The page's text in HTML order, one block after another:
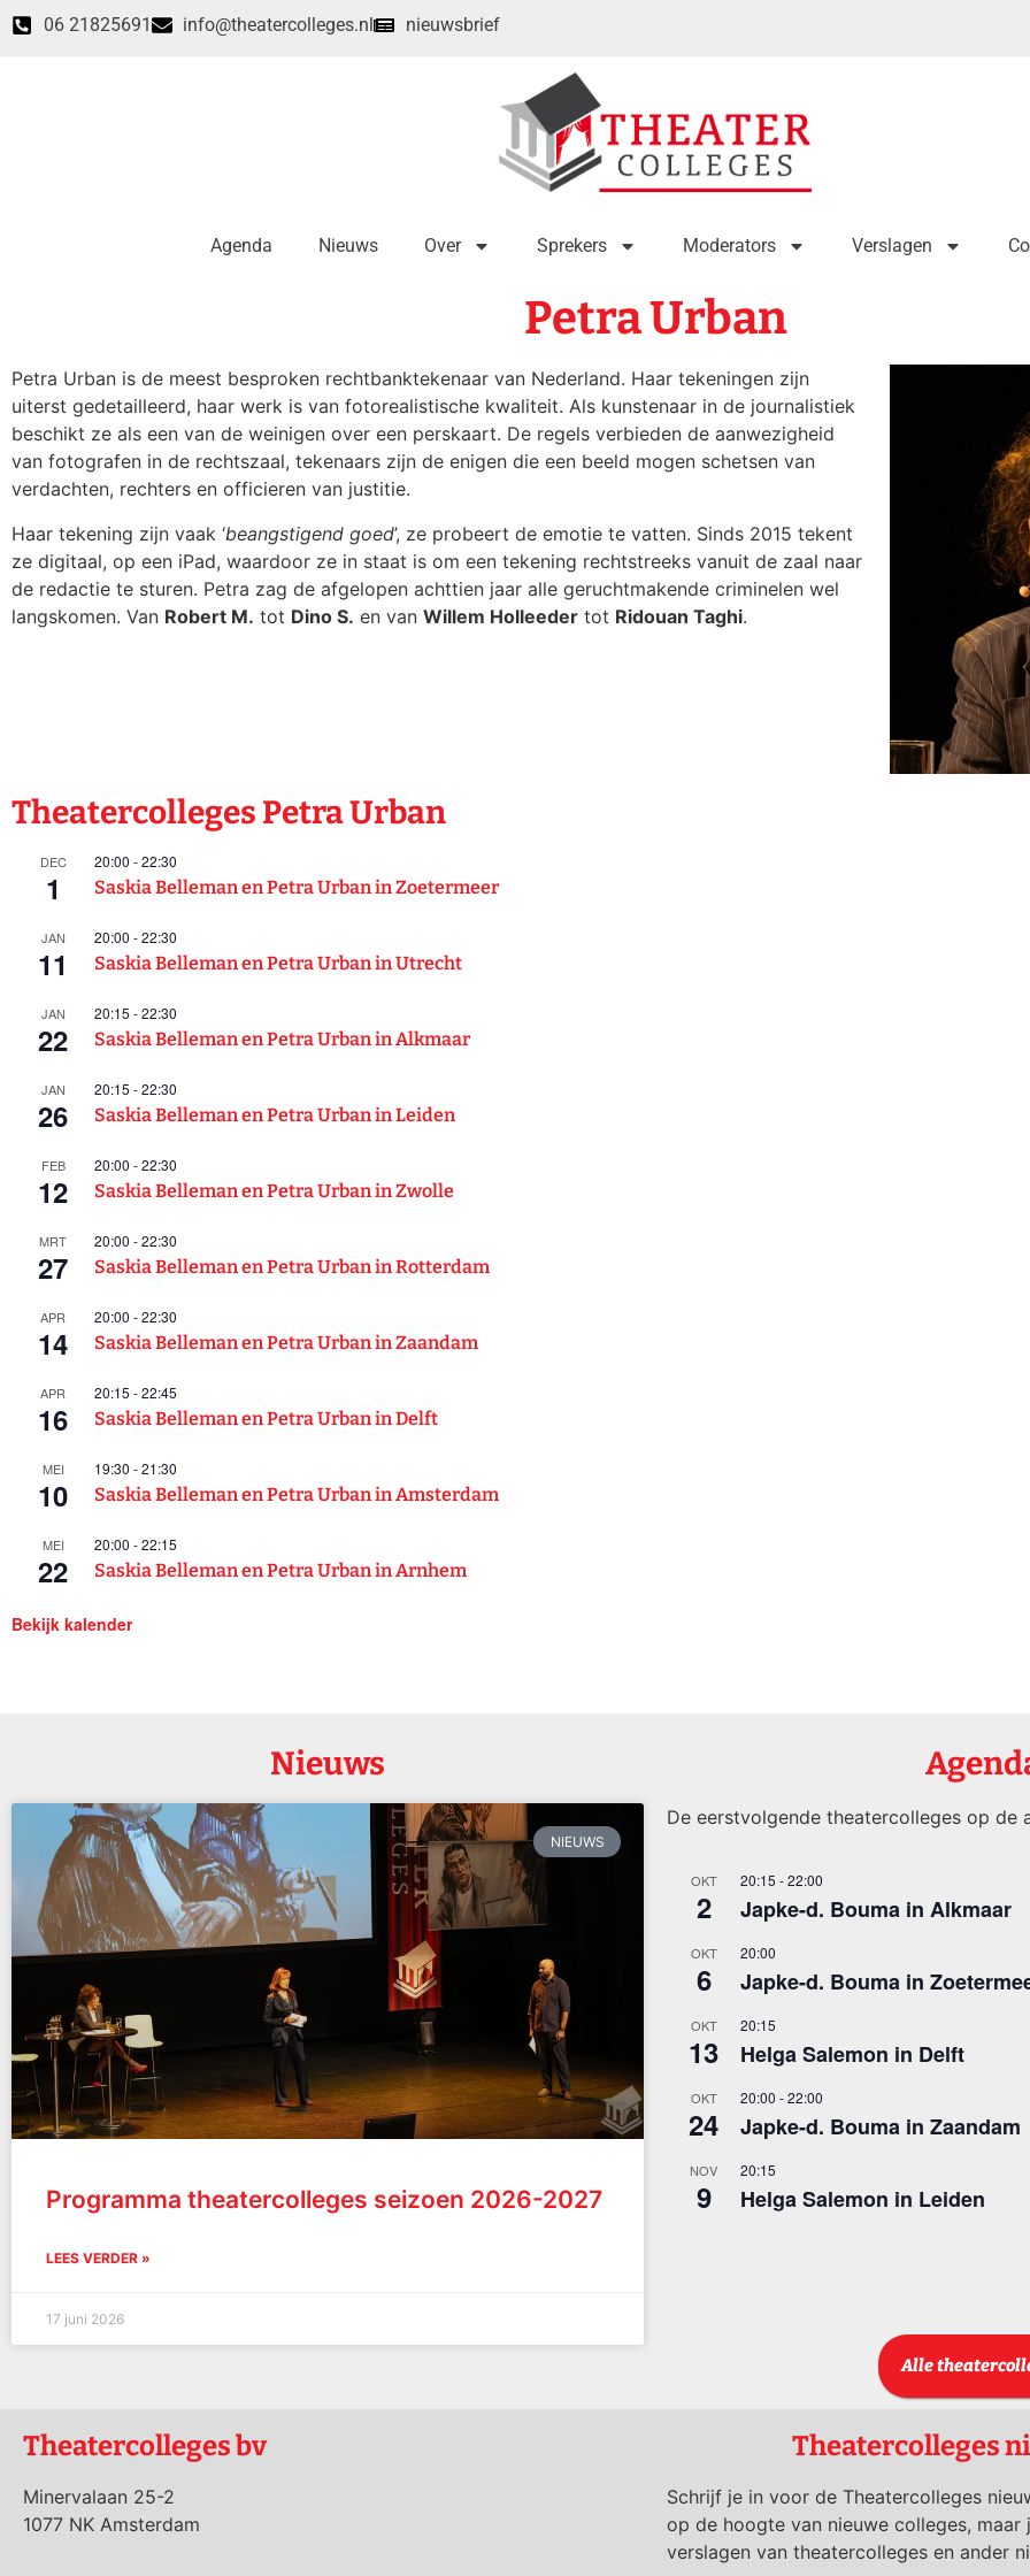
06 21825691 info@theatercolleges.nl nieuwsbrief
Agenda Nieuws Over Sprekers Moderators Verslagen
Petra Urban
Petra Urban is de meest besproken rechtbanktekenaar van Nederland. Haar tekeningen zijn
uiterst gedetailleerd, haar werk is van fotorealistische kwaliteit. Als kunstenaar in de journalistiek
beschikt ze als een van de weinigen over een perskaart. De regels verbieden de aanwezigheid
van fotografen in de rechtszaal, tekenaars zijn de enigen die een beeld mogen schetsen van
verdachten, rechters en officieren van justitie.
Haar tekening zijn vaak ‘beangstigend goed’, ze probeert de emotie te vatten. Sinds 2015 tekent
ze digitaal, op een iPad, waardoor ze in staat is om een tekening rechtstreeks vanuit de zaal naar
de redactie te sturen. Petra zag de afgelopen achttien jaar alle geruchtmakende criminelen wel
langskomen. Van Robert M. tot Dino S. en van Willem Holleeder tot Ridouan Taghi.
Theatercolleges Petra Urban
DEC
1
20:00 -22:30
Saskia Belleman en Petra Urban in Zoetermeer
JAN
11
20:00 -22:30
Saskia Belleman en Petra Urban in Utrecht
JAN
22
20:15 -22:30
Saskia Belleman en Petra Urban in Alkmaar
JAN
26
20:15 -22:30
Saskia Belleman en Petra Urban in Leiden
FEB
12
20:00 -22:30
Saskia Belleman en Petra Urban in Zwolle
MRT
27
20:00 -22:30
Saskia Belleman en Petra Urban in Rotterdam
APR
14
20:00 -22:30
Saskia Belleman en Petra Urban in Zaandam
APR
16
20:15 -22:45
Saskia Belleman en Petra Urban in Delft
MEI
10
19:30 -21:30
Saskia Belleman en Petra Urban in Amsterdam
MEI
22
20:00 -22:15
Saskia Belleman en Petra Urban in Arnhem
Bekijk kalender
Nieuws
NIEUWS
Programma theatercolleges seizoen 2026-2027
LEES VERDER »
17 juni 2026
De eerstvolgende theatercolleges op de
OKT
2
20:15 -22:00
Japke-d. Bouma in Alkmaar
OKT
6
20:00
Japke-d. Bouma in
OKT
13
20:15
Helga Salemon in Delft
OKT
24
20:00 -22:00
Japke-d. Bouma in Zaandam
NOV
9
20:15
Helga Salemon in Leiden
Alle
Theatercolleges bv
Minervalaan 25-2
1077 NK Amsterdam
Theatercolleges
Schrijf je in voor de Theatercolleges
op de hoogte van nieuwe colleges,
verslagen van theatercolleges en ander